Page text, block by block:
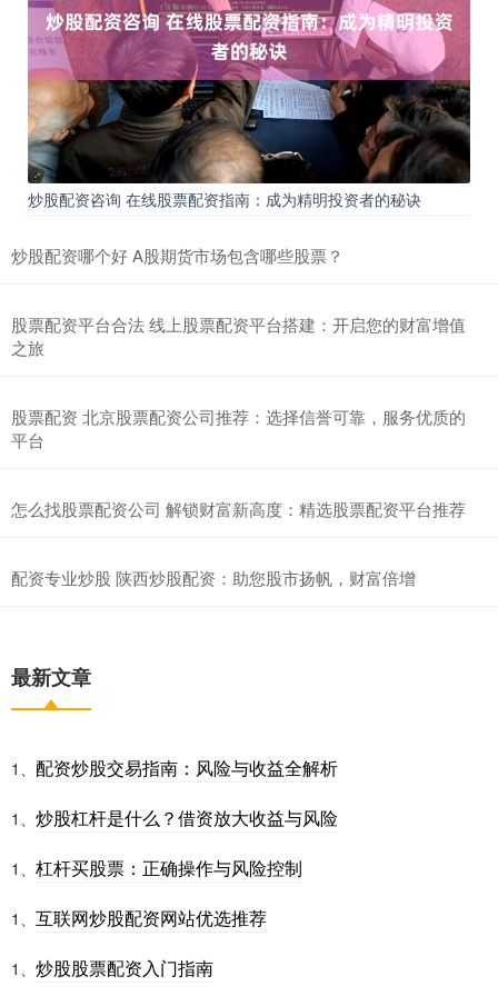
炒股配资咨询 在线股票配资指南：成为精明投资者的秘诀
炒股配资哪个好 A股期货市场包含哪些股票？
股票配资平台合法 线上股票配资平台搭建：开启您的财富增值
之旅
股票配资 北京股票配资公司推荐：选择信誉可靠，服务优质的
平台
怎么找股票配资公司 解锁财富新高度：精选股票配资平台推荐
配资专业炒股 陕西炒股配资：助您股市扬帆，财富倍增
最新文章
1、 配资炒股交易指南：风险与收益全解析
1、 炒股杠杆是什么？借资放大收益与风险
1、 杠杆买股票：正确操作与风险控制
1、 互联网炒股配资网站优选推荐
1、 炒股股票配资入门指南